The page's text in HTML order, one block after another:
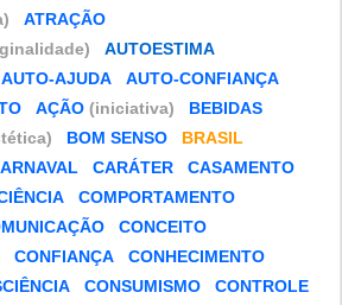
ATRAÇÃO
AUTOESTIMA
AUTO-AJUDA
AUTO-CONFIANÇA
AÇÃO (iniciativa)
BEBIDAS
BOM SENSO
BRASIL
CARÁTER
CASAMENTO
COMPORTAMENTO
CONCEITO
CONFIANÇA
CONHECIMENTO
CONSUMISMO
CONTROLE